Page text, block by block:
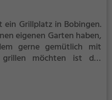
ein Grillplatz in Bobingen.
eigenen Garten haben,
gerne gemütlich mit
grillen möchten ist der
Hier kann eine Feier
die Nacht gehen und